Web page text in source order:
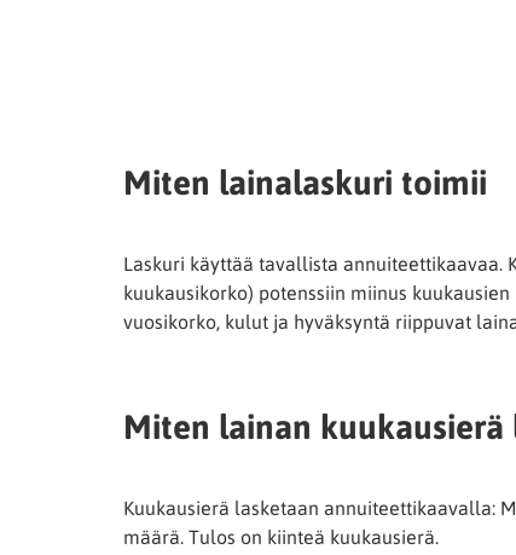
Miten lainalaskuri toimii
Laskuri käyttää tavallista annuiteettikaavaa.
kuukausikorko) potenssiin miinus
vuosikorko, kulut ja hyväksyntä riippuvat
Miten lainan kuukausierä
Kuukausierä lasketaan annuiteettikaavalla:
määrä. Tulos on kiinteä kuukausierä.